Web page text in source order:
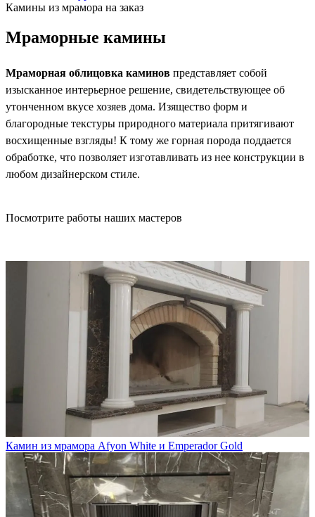
Камины из мрамора на заказ
Мраморные камины
Мраморная облицовка каминов представляет собой
изысканное интерьерное решение, свидетельствующее об
утонченном вкусе хозяев дома. Изящество форм и
благородные текстуры природного материала притягивают
восхищенные взгляды! К тому же горная порода поддается
обработке, что позволяет изготавливать из нее конструкции в
любом дизайнерском стиле.
Посмотрите работы наших мастеров
Камин из мрамора Afyon White и Emperador Gold